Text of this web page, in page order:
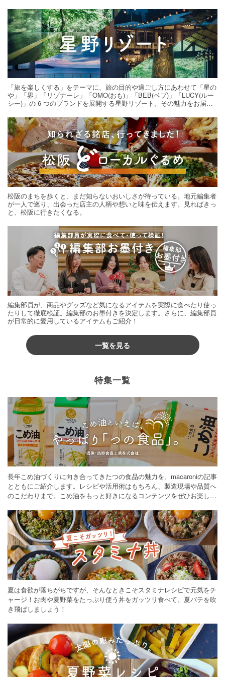
「旅を楽しくする」をテーマに、旅の目的や過ごし方にあわせて「星の
や」「界」「リゾナーレ」「OMO(おも)」「BEB(ベブ)」「LUCY(ルー
シー)」の 6 つのブランドを展開する星野リゾート。その魅力をお届け
松阪のまちを歩くと、まだ知らないおいしさが待っている。地元編集者
が一人で巡り、出会った店主の人柄や想いと味を伝えます。見ればきっ
と、松阪に行きたくなる。
編集部員が、商品やグッズなど気になるアイテムを実際に食べたり使っ
たりして徹底検証。編集部のお墨付きを決定します。さらに、編集部員
が日常的に愛用しているアイテムもご紹介！
一覧を見る
特集一覧
長年こめ油づくりに向き合ってきたつの食品の魅力を、macaroniの記事
とともにご紹介します。レシピや活用術はもちろん、製造現場や品質へ
のこだわりまで。こめ油をもっと好きになるコンテンツをぜひお楽しみ
夏は食欲が落ちがちですが、そんなときこそスタミナレシピで元気をチ
ャージ！お肉や夏野菜をたっぷり使う丼をガッツリ食べて、夏バテを吹
き飛ばしましょう！